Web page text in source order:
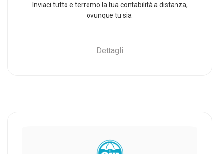
Inviaci tutto e terremo la tua contabilità a distanza,
ovunque tu sia.
Dettagli